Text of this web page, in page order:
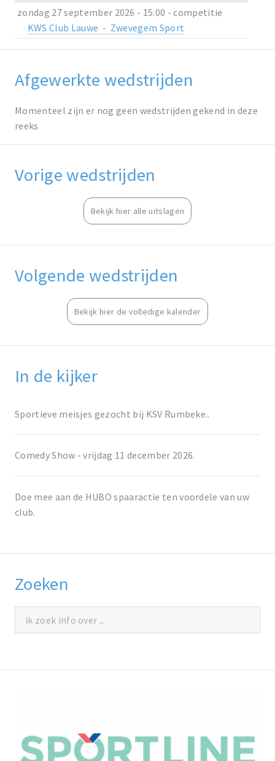
zondag 27 september 2026 - 15:00 - competitie
KWS Club Lauwe - Zwevegem Sport
Afgewerkte wedstrijden
Momenteel zijn er nog geen wedstrijden gekend in deze
reeks
Vorige wedstrijden
Bekijk hier alle uitslagen
Volgende wedstrijden
Bekijk hier de volledige kalender
In de kijker
Sportieve meisjes gezocht bij KSV Rumbeke..
Comedy Show - vrijdag 11 december 2026.
Doe mee aan de HUBO spaaractie ten voordele van uw
club.
Zoeken